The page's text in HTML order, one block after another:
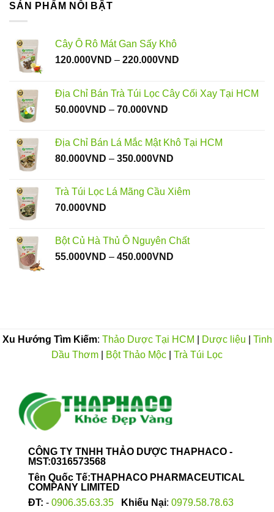
SẢN PHẨM NỖI BẬT
Cây Ô Rô Mát Gan Sấy Khô
120.000VND – 220.000VND
120.000VND
Địa Chỉ Bán Trà Túi Lọc Cây Cối Xay Tại HCM
50.000VND – 70.000VND
50.000VND
đến
Địa Chỉ Bán Lá Mắc Mật Khô Tại HCM
80.000VND – 350.000VND
80.000VND
Trà Túi Lọc Lá Mãng Cầu Xiêm
70.000VND
Bột Củ Hà Thủ Ô Nguyên Chất
55.000VND – 450.000VND
Xu Hướng Tìm Kiếm: Thảo Dược Tại HCM Dược liệu
Tinh
Dầu Thơm
Bột Thảo Mộc Trà Túi Lọc
CÔNG TY TNHH THẢO DƯỢC THAPHACO -
MST:0316573568
Tên Quốc Tế:THAPHACO PHARMACEUTICAL
COMPANY LIMITED
ĐT: - 0906.35.63.35 Khiếu Nại: 0979.58.78.63